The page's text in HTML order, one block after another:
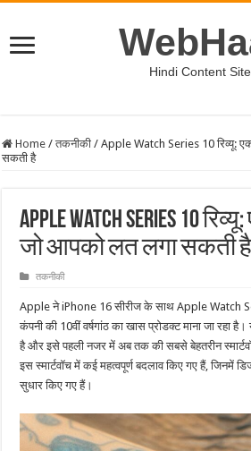
Hindi Content Site
Home / तकनीकी / Apple Watch Series 10 रिव्यू:
सकती है
Apple Watch Series 10
जो आपको लत लगा सकती है
तकनीकी
Apple ने iPhone 16 सीरीज के साथ Apple Watch
कंपनी की 10वीं वर्षगांठ का खास प्रोडक्ट माना जा रहा है।
है और इसे पहली नजर में अब तक की सबसे बेहतरीन
इस स्मार्टवॉच में कई महत्वपूर्ण बदलाव किए गए हैं, जिनमें
सुधार किए गए हैं।